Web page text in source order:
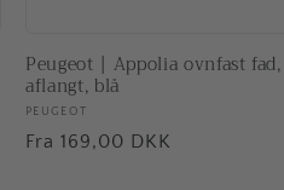
Peugeot | Appolia ovnfast fad,
aflangt, blå
Forhandler:
PEUGEOT
Normalpris
Fra 169,00 DKK